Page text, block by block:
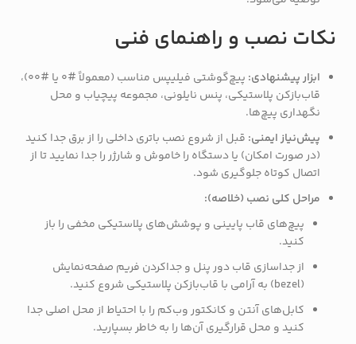
نکات نصب و راهنمای فنی
ابزار پیشنهادی:
پیچ‌گوشتی فیلیپس مناسب (معمولاً #0 یا #00)،
قاب‌بازکن پلاستیکی، پنس نایلونی، مجموعه پیچیاب و محل
نگهداری پیچ‌ها.
پیش‌نیاز ایمنی: قبل از شروع نصب باتری داخلی را از برق جدا کنید
(در صورت امکان) یا دستگاه را خاموش و شارژر را جدا نمایید تا از
اتصال کوتاه جلوگیری شود.
مراحل کلی نصب (خلاصه):
پیچ‌های قاب پایینی و پوشش‌های پلاستیکی مخفی را باز
کنید.
از جداسازی قاب دور پنل و جداکردن فریم صفحه‌نمایش
(bezel) به آرامی با قاب‌بازکن پلاستیکی شروع کنید.
کابل‌های آنتن و کانکتور وب‌کم را با احتیاط از محل اصلی جدا
کنید و محل قرارگیری آن‌ها را به خاطر بسپارید.